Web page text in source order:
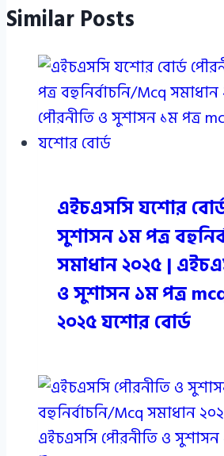
Similar Posts
এইচএসসি যশোর
সুশাসন ১ম পত্র
সমাধান ২০২৫ |
ও সুশাসন ১ম পত্র mcq
২০২৫ যশোর বোর্ড